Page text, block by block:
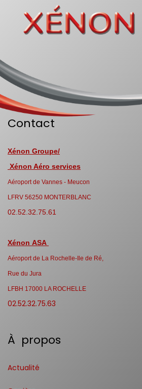
Contact
Xénon Groupe/
Xénon Aéro services
Aéroport de Vannes - Meucon
LFRV 56250 MONTERBLANC
02.52.32.75.61
Xénon ASA
Aéroport de La Rochelle-Ile de Ré,
Rue du Jura
LFBH 17000 LA ROCHELLE
02.52.32.75.63
À propos
Actualité